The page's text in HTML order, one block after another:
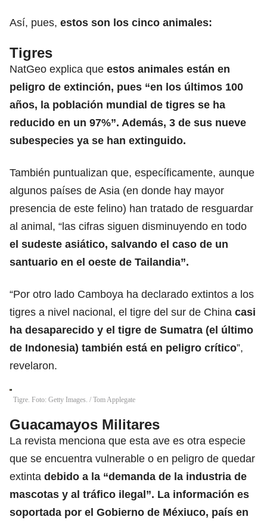
Así, pues, estos son los cinco animales:
Tigres
NatGeo explica que estos animales están en
peligro de extinción, pues “en los últimos 100
años, la población mundial de tigres se ha
reducido en un 97%”. Además, 3 de sus nueve
subespecies ya se han extinguido.
También puntualizan que, específicamente, aunque
algunos países de Asia (en donde hay mayor
presencia de este felino) han tratado de resguardar
al animal, “las cifras siguen disminuyendo en todo
el sudeste asiático, salvando el caso de un
santuario en el oeste de Tailandia”.
“Por otro lado Camboya ha declarado extintos a los
tigres a nivel nacional, el tigre del sur de China casi
ha desaparecido y el tigre de Sumatra (el último
de Indonesia) también está en peligro crítico”,
revelaron.
Tigre. Foto: Getty Images. / Tom Applegate
Guacamayos Militares
La revista menciona que esta ave es otra especie
que se encuentra vulnerable o en peligro de quedar
extinta debido a la “demanda de la industria de
mascotas y al tráfico ilegal”. La información es
soportada por el Gobierno de Méxiuco, país en